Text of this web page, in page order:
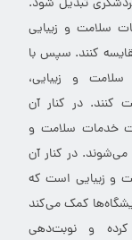
تبدیل شود.
سلامت و زیبایی
کنند. سپس با
و زیبایی،
کنند. در کنار آن
خدمات سلامت و
می‌شوند. در کنار آن
و زیبایی است که
کمک می‌کند
و نوبت‌دهی